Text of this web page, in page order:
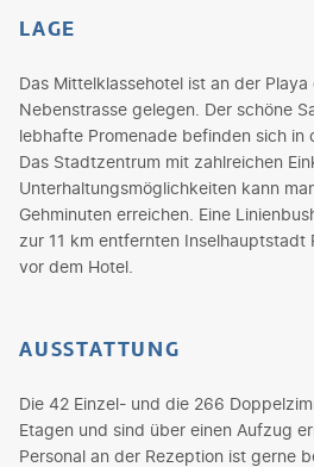
LAGE
Das Mittelklassehotel ist an der
Nebenstrasse gelegen. Der schöne
lebhafte Promenade befinden sich in
Das Stadtzentrum mit zahlreichen
Unterhaltungsmöglichkeiten kann
Gehminuten erreichen. Eine
zur 11 km entfernten
vor dem Hotel.
AUSSTATTUNG
Die 42 Einzel- und die 266
Etagen und sind über einen Aufzug
Personal an der Rezeption ist gerne